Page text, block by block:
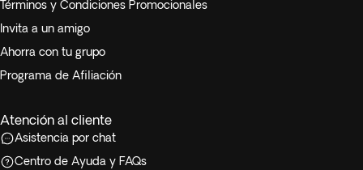
Los niños que compartan habitación con sus padres podrán
contar con un sofá cama, la cama extra no está garantizada
y queda sujeta a disponibilidad.
Términos y Condiciones Promocionales
Invita a un amigo
Ahorra con tu grupo
Programa de Afiliación
Atención al cliente
Asistencia por chat
Centro de Ayuda y FAQs